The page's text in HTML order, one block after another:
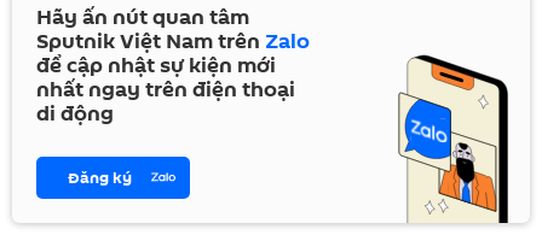
Hãy ấn nút quan tâm
Sputnik Việt Nam trên Zalo
để cập nhật sự kiện mới
nhất ngay trên điện thoại
di động
Đăng ký